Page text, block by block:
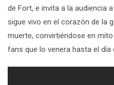
de Fort, e invita a la audiencia
sigue vivo en el corazón de la
muerte, convirtiéndose en
fans que lo venera hasta el día